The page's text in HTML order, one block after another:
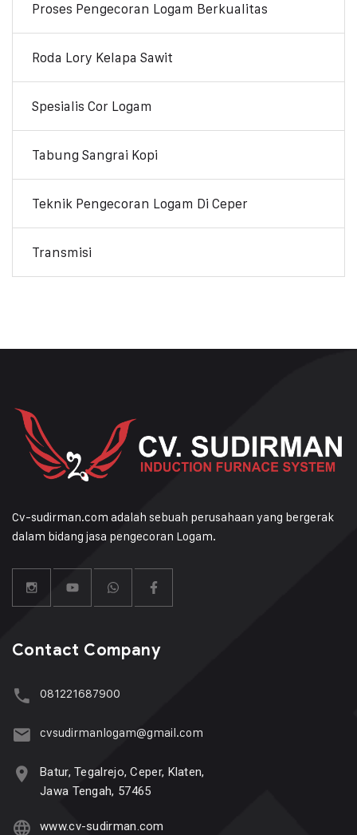
Proses Pengecoran Logam Berkualitas
Roda Lory Kelapa Sawit
Spesialis Cor Logam
Tabung Sangrai Kopi
Teknik Pengecoran Logam Di Ceper
Transmisi
Cv-sudirman.com adalah sebuah perusahaan yang bergerak
dalam bidang jasa pengecoran Logam.
Contact Company
081221687900
cvsudirmanlogam@gmail.com
Batur, Tegalrejo, Ceper, Klaten,
Jawa Tengah, 57465
www.cv-sudirman.com